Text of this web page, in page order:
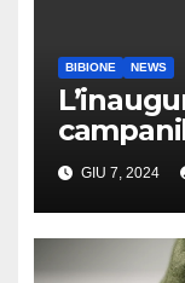
BIBIONE NEWS
Santa
Bibione
GIU 7, 2024